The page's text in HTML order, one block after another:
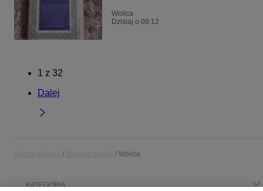
Wolica
Dzisiaj o 08:12
1 z 32
Dalej
Wolica
KATEGORIA